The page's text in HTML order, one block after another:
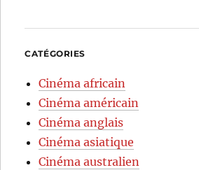
CATÉGORIES
Cinéma africain
Cinéma américain
Cinéma anglais
Cinéma asiatique
Cinéma australien